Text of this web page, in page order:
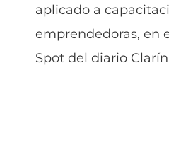
aplicado a
emprendedoras, en
Spot del diario